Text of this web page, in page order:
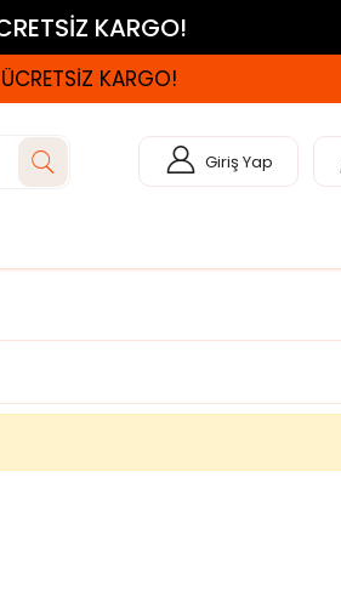
KARGO!
KARGO!
Giriş Yap